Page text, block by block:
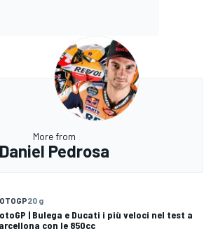
More from
Daniel Pedrosa
20 g
| Bulega e Ducati i più veloci nel test a
con le 850cc